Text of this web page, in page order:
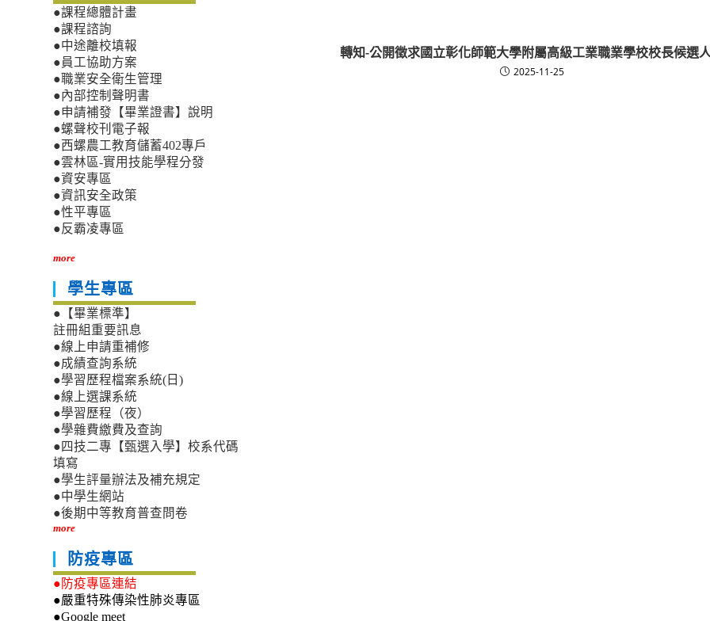
轉知-公開徵求國立彰化師範大學附屬高級工業職業學校校長候選
2025-11-25
●課程總體計畫
●課程諮詢
●中途離校填報
●員工協助方案
●職業安全衛生管理
●內部控制聲明書
●申請補發【畢業證書】說明
●螺聲校刊電子報
●西螺農工教育儲蓄402專戶
●雲林區-實用技能學程分發
●資安專區
●資訊安全政策
●性平專區
●反霸凌專區
more
學生專區
●【畢業標準】
註冊組重要訊息
●線上申請重補修
●成績查詢系統
●學習歷程檔案系統(日)
●線上選課系統
●學習歷程（夜）
●學雜費繳費及查詢
●四技二專【甄選入學】校系代碼
填寫
●學生評量辦法及補充規定
●中學生網站
●後期中等教育普查問卷
more
防疫專區
●防疫專區連結
●嚴重特殊傳染性肺炎專區
●Google meet